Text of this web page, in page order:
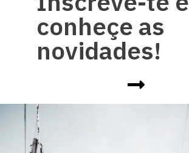
conheçe as
novidades!